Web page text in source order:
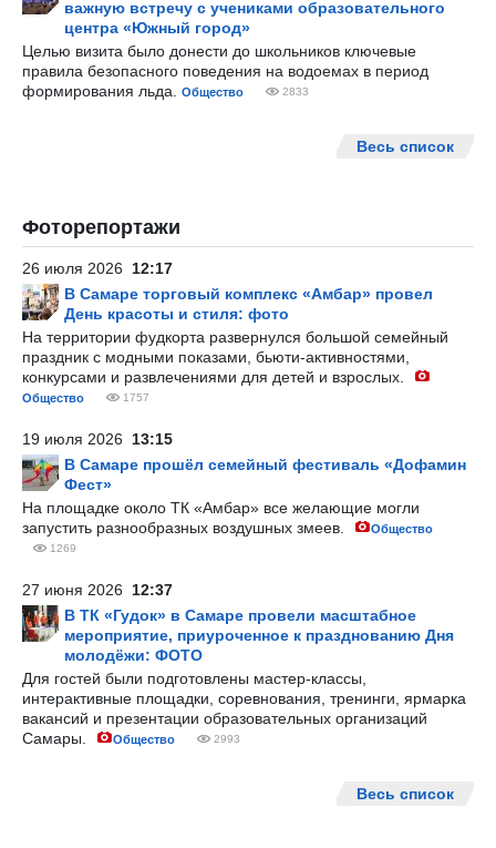
важную встречу с учениками образовательного
центра «Южный город»
Целью визита было донести до школьников ключевые
правила безопасного поведения на водоемах в период
формирования льда.
Общество 2833
Весь список
Фоторепортажи
26 июля 2026 12:17
В Самаре торговый комплекс «Амбар» провел
День красоты и стиля: фото
На территории фудкорта развернулся большой семейный
праздник с модными показами, бьюти-активностями,
конкурсами и развлечениями для детей и взрослых.
Общество 1757
19 июля 2026 13:15
В Самаре прошёл семейный фестиваль «Дофамин
Фест»
На площадке около ТК «Амбар» все желающие могли
запустить разнообразных воздушных змеев.
Общество
1269
27 июня 2026 12:37
В ТК «Гудок» в Самаре провели масштабное
мероприятие, приуроченное к празднованию Дня
молодёжи: ФОТО
Для гостей были подготовлены мастер-классы,
интерактивные площадки, соревнования, тренинги, ярмарка
вакансий и презентации образовательных организаций
Самары.
Общество 2993
Весь список